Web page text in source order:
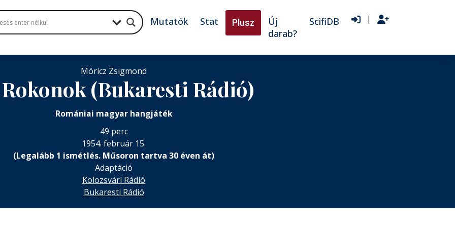
Mutatók Stat Plusz
Új
darab?
ScifiDB |
Móricz Zsigmond
Rokonok (Bukaresti Rádió)
Romániai magyar hangjáték
49 perc
1954. február 15.
(Legalább 1 ismétlés. Műsoron tartva 30 éven át)
Adaptáció
Kolozsvári Rádió
Bukaresti Rádió